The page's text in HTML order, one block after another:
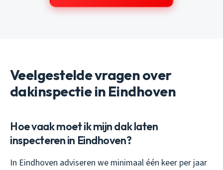
Veelgestelde vragen over
dakinspectie in Eindhoven
Hoe vaak moet ik mijn dak laten
inspecteren in Eindhoven?
In Eindhoven adviseren we minimaal één keer per jaar